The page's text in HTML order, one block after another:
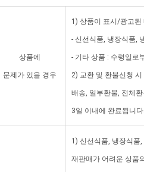
상품에
문제가 있을 경우
1) 상품이 표시/광고된
- 신선식품, 냉장식품,
- 기타 상품 : 수령일로
2) 교환 및 환불신청
배송, 일부환불, 전체
3일 이내에 완료됩니
1) 신선식품, 냉장식품
재판매가 어려운 상품